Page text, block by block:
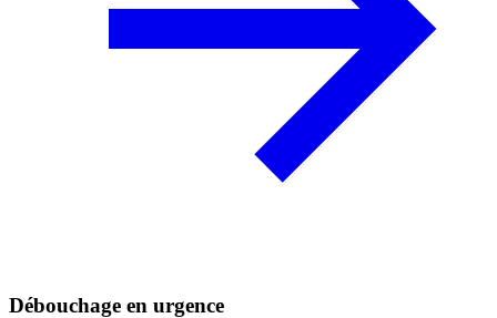
Débouchage en urgence